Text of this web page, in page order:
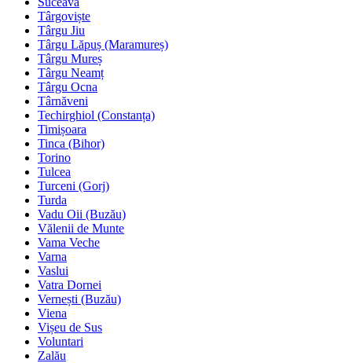
Târgoviște
Târgu Jiu
Târgu Lăpuș (Maramureș)
Târgu Mureș
Târgu Neamț
Târgu Ocna
Târnăveni
Techirghiol (Constanța)
Timișoara
Tinca (Bihor)
Torino
Tulcea
Turceni (Gorj)
Turda
Vadu Oii (Buzău)
Vălenii de Munte
Vama Veche
Varna
Vaslui
Vatra Dornei
Vernești (Buzău)
Viena
Vișeu de Sus
Voluntari
Zalău